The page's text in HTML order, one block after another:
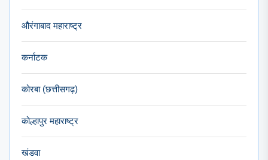
औरंगाबाद महाराष्ट्र
कर्नाटक
कोरबा (छत्तीसगढ़)
कोल्हापुर महाराष्ट्र
खंडवा